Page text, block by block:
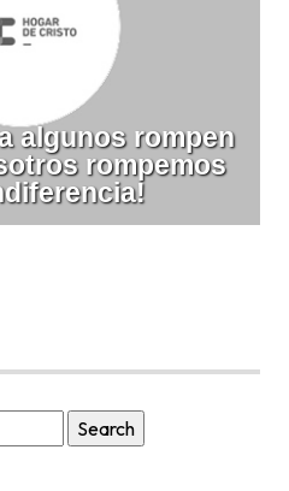
algunos rompen
rompemos